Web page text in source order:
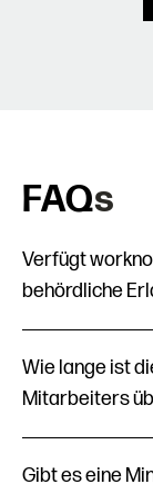
FAQs
Verfügt
behördliche
Employer-of-
Wie lange ist
Mitarbeiters
Gibt es eine